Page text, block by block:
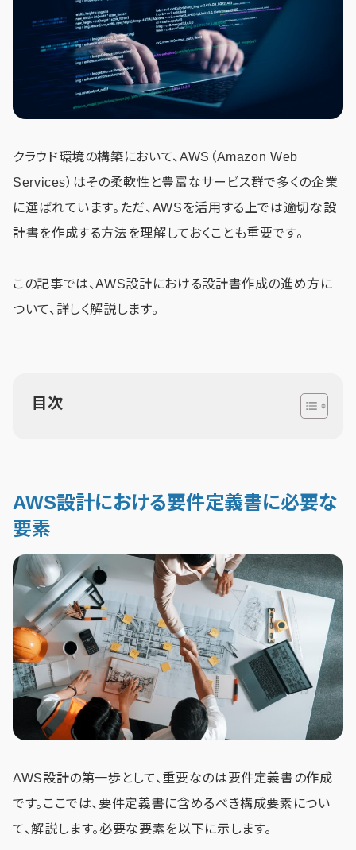
クラウド環境の構築において、AWS（Amazon Web
Services）はその柔軟性と豊富なサービス群で多くの企業
に選ばれています。ただ、AWSを活用する上では適切な設
計書を作成する方法を理解しておくことも重要です。
この記事では、AWS設計における設計書作成の進め方に
ついて、詳しく解説します。
目次
AWS設計における要件定義書に必要な
要素
AWS設計の第一歩として、重要なのは要件定義書の作成
です。ここでは、要件定義書に含めるべき構成要素につい
て、解説します。必要な要素を以下に示します。